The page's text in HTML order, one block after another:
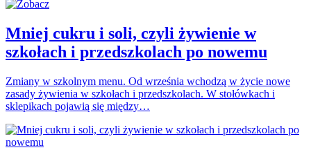
Mniej cukru i soli, czyli żywienie w
szkołach i przedszkolach po nowemu
Zmiany w szkolnym menu. Od września wchodzą w życie nowe
zasady żywienia w szkołach i przedszkolach. W stołówkach i
sklepikach pojawią się między…